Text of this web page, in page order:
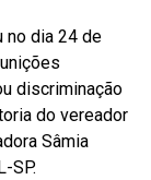
no dia 24 de
discriminação
do vereador
Sâmia
SP.